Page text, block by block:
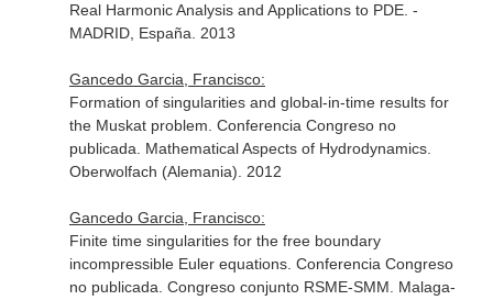
Real Harmonic Analysis and Applications to PDE. -
MADRID, España. 2013
Gancedo Garcia, Francisco:
Formation of singularities and global-in-time results for
the Muskat problem. Conferencia Congreso no
publicada. Mathematical Aspects of Hydrodynamics.
Oberwolfach (Alemania). 2012
Gancedo Garcia, Francisco:
Finite time singularities for the free boundary
incompressible Euler equations. Conferencia Congreso
no publicada. Congreso conjunto RSME-SMM. Malaga-